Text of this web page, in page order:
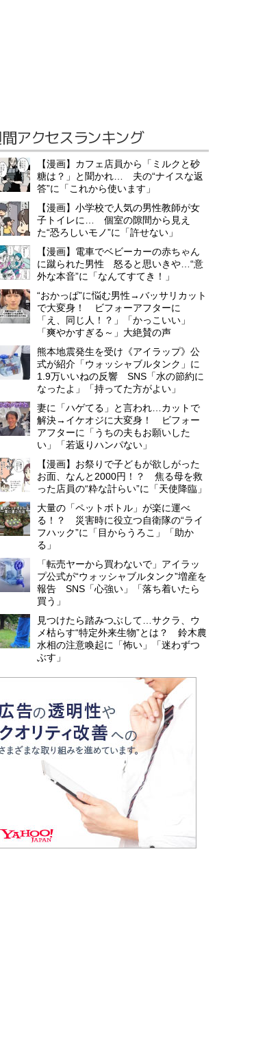
アクセスランキング
【漫画】カフェ店員から「ミルクと砂
糖は？」と聞かれ… 夫の“ナイスな返
答”に「これから使います」
【漫画】小学校で人気の男性教師が女
子トイレに… 個室の隙間から見え
た“恐ろしいモノ”に「許せない」
【漫画】電車でベビーカーの赤ちゃん
に蹴られた男性 怒ると思いきや…“意
外な本音”に「なんてすてき！」
“おかっぱ”に悩む男性→バッサリカット
で大変身！ ビフォーアフターに
「え、同じ人！？」「かっこいい」
「爽やかすぎる～」大絶賛の声
熊本地震発生を受け《アイラップ》公
式が紹介「ウォッシャブルタンク」に
1.9万いいねの反響 SNS「水の節約に
なったよ」「持ってた方がよい」
妻に「ハゲてる」と言われ…カットで
解決→イケオジに大変身！ ビフォー
アフターに「うちの夫もお願いした
い」「若返りハンパない」
【漫画】お祭りで子どもが欲しがった
お面、なんと2000円！？ 焦る母を救
った店員の“粋な計らい”に「天使降臨」
大量の「ペットボトル」が楽に運べ
る！？ 災害時に役立つ自衛隊の“ライ
フハック”に「目からうろこ」「助か
る」
「転売ヤーから買わないで」アイラッ
プ公式が“ウォッシャブルタンク”増産を
報告 SNS「心強い」「落ち着いたら
買う」
見つけたら踏みつぶして…サクラ、ウ
メ枯らす“特定外来生物”とは？ 鈴木農
水相の注意喚起に「怖い」「迷わずつ
ぶす」